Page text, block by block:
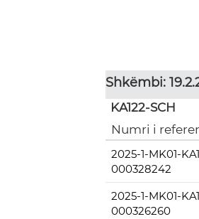
Shkëmbi:
KA122-SCH
Numri i
2025-1-MK01-
000328242
2025-1-MK01-
000326260